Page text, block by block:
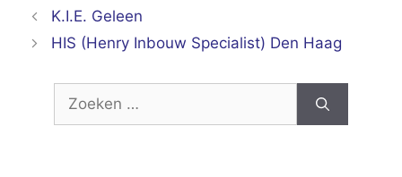
K.I.E. Geleen
HIS (Henry Inbouw Specialist) Den Haag
Zoek